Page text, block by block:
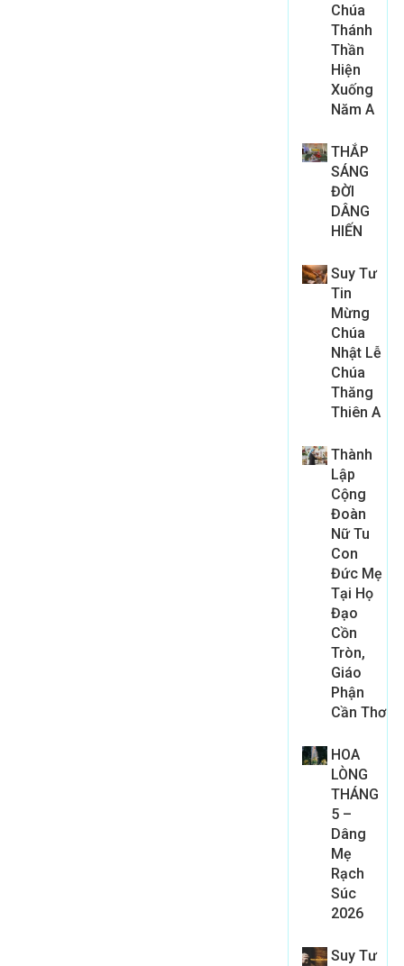
Chúa
Thánh
Thần
Hiện
Xuống
Năm A
THẮP
SÁNG
ĐỜI
DÂNG
HIẾN
Suy Tư
Tin
Mừng
Chúa
Nhật Lễ
Chúa
Thăng
Thiên A
Thành
Lập
Cộng
Đoàn
Nữ Tu
Con
Đức Mẹ
Tại Họ
Đạo
Cồn
Tròn,
Giáo
Phận
Cần Thơ
HOA
LÒNG
THÁNG
5 –
Dâng
Mẹ
Rạch
Súc
2026
Suy Tư